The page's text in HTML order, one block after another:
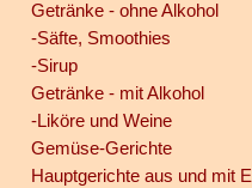
Getränke - ohne Alkohol
-Säfte, Smoothies
-Sirup
Getränke - mit Alkohol
-Liköre und Weine
Gemüse-Gerichte
Hauptgerichte aus und mit